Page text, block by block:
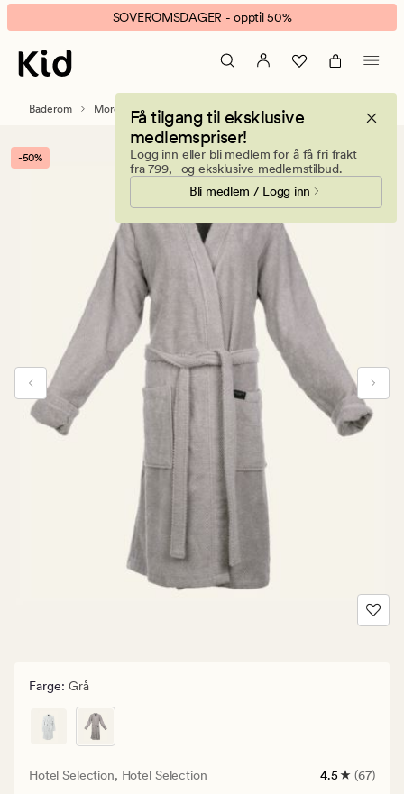
Hotel
Selection
morgenkåpe
grå
banner.
Klikk
ESCAPE
pause.
SOVEROMSDAGER - opptil 50%
Få tilgang til eksklusive
medlemspriser!
Logg inn eller bli medlem for å få fri frakt
fra 799,- og eksklusive medlemstilbud.
Bli medlem / Logg inn
Baderom Morgenkåper
-50%
Farge: Grå
Hotel Selection, Hotel Selection
67
4.5 (67)